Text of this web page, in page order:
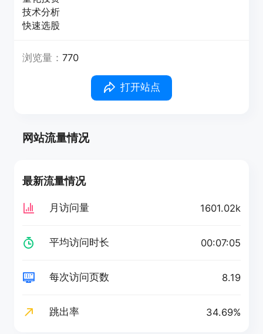
技术分析
快速选股
浏览量：770
打开站点
网站流量情况
最新流量情况
月访问量 1601.02k
平均访问时长 00:07:05
每次访问页数 8.19
跳出率 34.69%